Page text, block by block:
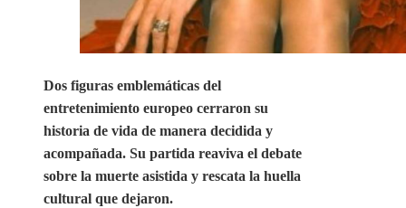
Dos figuras emblemáticas del
entretenimiento europeo cerraron su
historia de vida de manera decidida y
acompañada. Su partida reaviva el debate
sobre la muerte asistida y rescata la huella
cultural que dejaron.